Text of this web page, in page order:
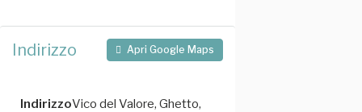
Indirizzo Apri Google Maps
IndirizzoVico del Valore, Ghetto,